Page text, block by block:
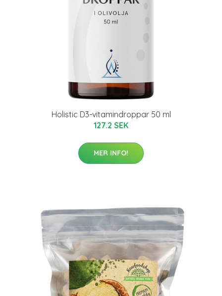
Holistic D3-vitamindroppar 50 ml
127.2 SEK
MER INFO!